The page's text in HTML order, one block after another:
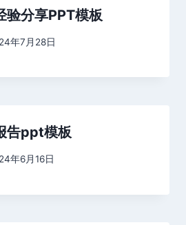
验分享PPT模板
年7月28日
告ppt模板
年6月16日